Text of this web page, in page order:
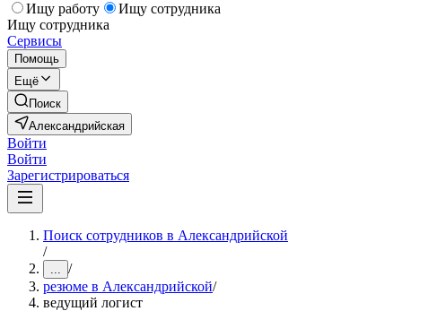
Ищу работу
Ищу сотрудника
Ищу сотрудника
Сервисы
Помощь
Ещё
Поиск
Александрийская
Войти
Войти
Зарегистрироваться
Поиск сотрудников в Александрийской
/
... /
резюме в Александрийской/
ведущий логист